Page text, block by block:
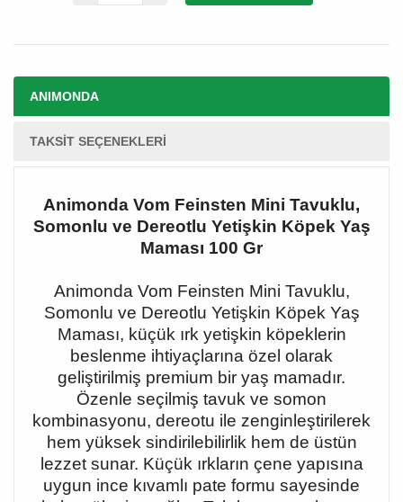
ANIMONDA
TAKSIT SEÇENEKLERI
Animonda Vom Feinsten Mini Tavuklu,
Somonlu ve Dereotlu Yetişkin Köpek Yaş
Maması 100 Gr
Animonda Vom Feinsten Mini Tavuklu,
Somonlu ve Dereotlu Yetişkin Köpek Yaş
Maması, küçük ırk yetişkin köpeklerin
beslenme ihtiyaçlarına özel olarak
geliştirilmiş premium bir yaş mamadır.
Özenle seçilmiş tavuk ve somon
kombinasyonu, dereotu ile zenginleştirilerek
hem yüksek sindirilebilirlik hem de üstün
lezzet sunar. Küçük ırkların çene yapısına
uygun ince kıvamlı pate formu sayesinde